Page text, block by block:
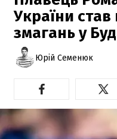
України
змагань у
Юрій Семенюк